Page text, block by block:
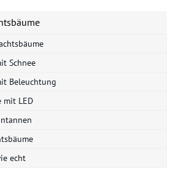
Schnee
Beleuchtung
mit LED
echt